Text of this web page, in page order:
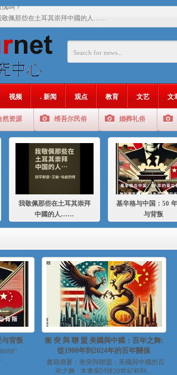
愧嗎？
敬佩那些在土耳其崇拜中國的人……
辛格与中国：50 年的爱与背叛
百年關係
一统情结使魏京生失去理智 / 伊利夏提
利夏提：在自责与内疚中的挣扎
利夏提：消失在集中营的红衣女孩
利夏提：维吾尔种族灭绝
视频 . 新闻 观点 教育 文艺 文
然资源 维吾尔民俗 婚葬礼俗
我敬佩那些在土耳其崇拜
中國的人……
基辛格与中国：50
与背叛
与背叛
衝 突 與 聯 盟 美國與中國：百年之舞:
從1900年到2024年的百年關係
書籍摘要：衝突與聯盟：美國與中國的百
年之舞 本書探討從20世紀初到...